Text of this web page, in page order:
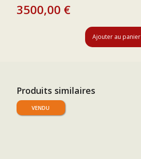
3500,00 €
Ajouter au panier
Produits similaires
VENDU